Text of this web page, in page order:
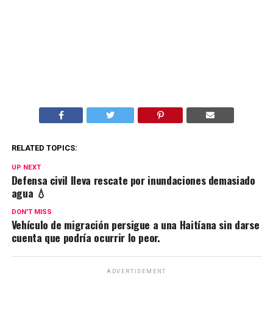
RELATED TOPICS:
UP NEXT
Defensa civil lleva rescate por inundaciones demasiado
agua 💧
DON'T MISS
Vehículo de migración persigue a una Haitíana sin darse
cuenta que podría ocurrir lo peor.
ADVERTISEMENT